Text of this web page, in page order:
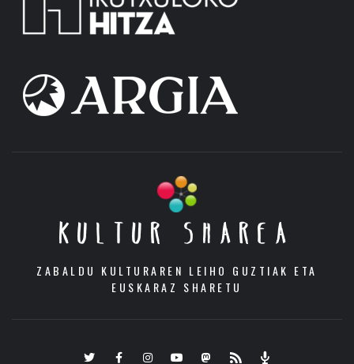
KULTUR SHAREA
ZABALDU KULTURAREN LEIHO GUZTIAK ETA
EUSKARAZ SHARETU
TwitterFacebookInstagramYoutubeMastodon.eus
RSS Podcast